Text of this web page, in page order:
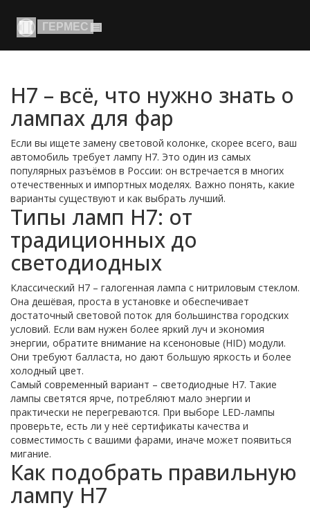
H7 – всё, что нужно знать о
лампах для фар
Если вы ищете замену световой колонке, скорее всего, ваш
автомобиль требует лампу H7. Это один из самых
популярных разъёмов в России: он встречается в многих
отечественных и импортных моделях. Важно понять, какие
варианты существуют и как выбрать лучший.
Типы ламп H7: от
традиционных до
светодиодных
Классический H7 – галогенная лампа с нитриловым стеклом.
Она дешёвая, проста в установке и обеспечивает
достаточный световой поток для большинства городских
условий. Если вам нужен более яркий луч и экономия
энергии, обратите внимание на ксеноновые (HID) модули.
Они требуют балласта, но дают большую яркость и более
холодный цвет.
Самый современный вариант – светодиодные H7. Такие
лампы светятся ярче, потребляют мало энергии и
практически не перегреваются. При выборе LED‑лампы
проверьте, есть ли у неё сертификаты качества и
совместимость с вашими фарами, иначе может появиться
мигание.
Как подобрать правильную
лампу H7